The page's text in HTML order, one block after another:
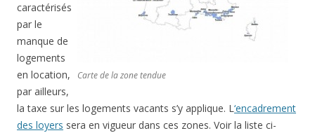
Carte de la zone tendue
caractérisés
par le
manque de
logements
en location,
par ailleurs,
la taxe sur les logements vacants s’y applique. L‘encadrement
des loyers sera en vigueur dans ces zones. Voir la liste ci-